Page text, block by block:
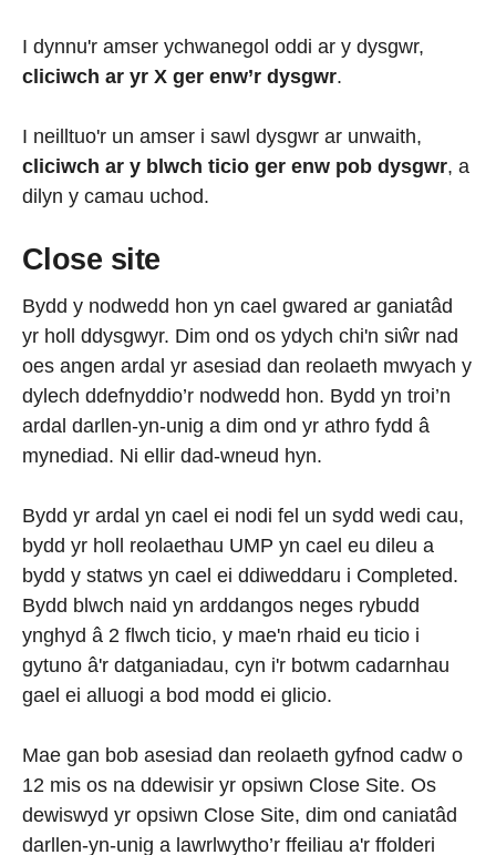
I dynnu'r amser ychwanegol oddi ar y dysgwr,
cliciwch ar yr X ger enw’r dysgwr.
I neilltuo'r un amser i sawl dysgwr ar unwaith,
cliciwch ar y blwch ticio ger enw pob dysgwr, a
dilyn y camau uchod.
Close site
Bydd y nodwedd hon yn cael gwared ar ganiatâd
yr holl ddysgwyr. Dim ond os ydych chi'n siŵr nad
oes angen ardal yr asesiad dan reolaeth mwyach y
dylech ddefnyddio’r nodwedd hon. Bydd yn troi’n
ardal darllen-yn-unig a dim ond yr athro fydd â
mynediad. Ni ellir dad-wneud hyn.
Bydd yr ardal yn cael ei nodi fel un sydd wedi cau,
bydd yr holl reolaethau UMP yn cael eu dileu a
bydd y statws yn cael ei ddiweddaru i Completed.
Bydd blwch naid yn arddangos neges rybudd
ynghyd â 2 flwch ticio, y mae'n rhaid eu ticio i
gytuno â'r datganiadau, cyn i'r botwm cadarnhau
gael ei alluogi a bod modd ei glicio.
Mae gan bob asesiad dan reolaeth gyfnod cadw o
12 mis os na ddewisir yr opsiwn Close Site. Os
dewiswyd yr opsiwn Close Site, dim ond caniatâd
darllen-yn-unig a lawrlwytho’r ffeiliau a'r ffolderi